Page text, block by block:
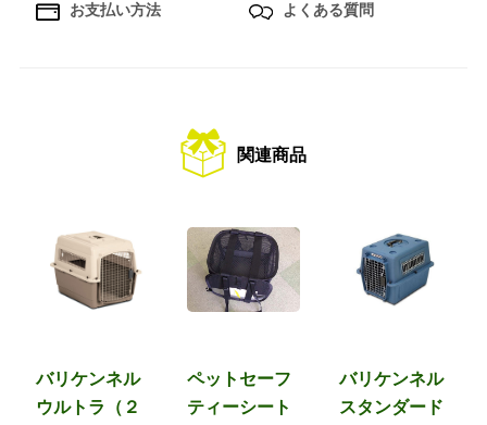
お支払い方法 よくある質問
関連商品
バリケンネル
ウルトラ（２
ペットセーフ
ティーシート
バリケンネル
スタンダード